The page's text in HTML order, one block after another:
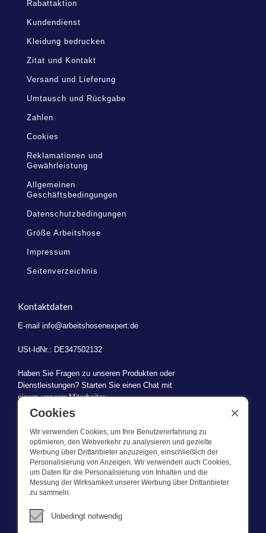
Rabattaktion
Kundendienst
Kleidung bedrucken
Zitat und Kontakt
Versand und Lieferung
Umtausch und Rückgabe
Zahlen
Cookies
Reklamationen und
Gewährleistung
Allgemeinen
Geschäftsbedingungen
Datenschutzbedingungen
Größe Arbeitshose
Impressum
Seitenverzeichnis
Kontaktdaten
E-mail info@arbeitshosenexpert.de
USt-IdNr.: DE347502132
Haben Sie Fragen zu unseren Produkten oder
Dienstleistungen? Starten Sie einen Chat mit
einem unserer Mitarbeiter.
WAS WIR TUN
Dieser Webshop ist Teil von BEVAZET BV. Bevazet beliefert seit
1983 große und kleinere Unternehmen mit Berufsbekleidung. Wir
haben einen eigenen Laden/Ausstellungsraum in Brandwijk. Wir
bieten unseren Kunden hochwertige und starke
Cookies
Wir verwenden Cookies, um Ihre Benutzererfahrung zu
optimieren, den Webverkehr zu analysieren und gezielte
Werbung über Drittanbieter anzuzeigen, einschließlich der
Personalisierung von Anzeigen. Wir verwenden auch Cookies,
um Daten für die Personalisierung von Inhalten und die
Messung der Wirksamkeit unserer Werbung über Drittanbieter
zu sammeln.
Unbedingt notwendig
×